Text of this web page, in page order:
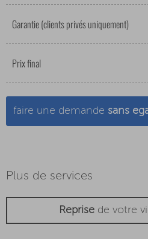
Garantie (clients privés uniquement)
Prix final
faire une demande sans
Plus de services
Reprisede votre